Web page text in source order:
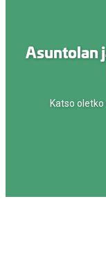
Asuntolan
Katso